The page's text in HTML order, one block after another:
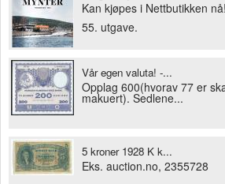
Kan kjøpes i Nettbutikken
55. utgave.
Vår egen valuta! -...
Opplag 600(hvorav 77 er
makuert). Sedlene...
5 kroner 1928 K k...
Eks. auction.no, 2355728